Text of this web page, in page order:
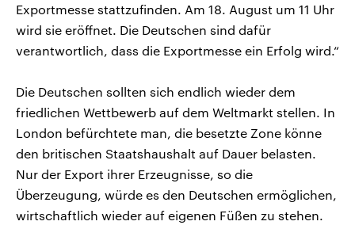
Exportmesse stattzufinden. Am 18. August um 11 Uhr
wird sie eröffnet. Die Deutschen sind dafür
verantwortlich, dass die Exportmesse ein Erfolg wird.“
Die Deutschen sollten sich endlich wieder dem
friedlichen Wettbewerb auf dem Weltmarkt stellen. In
London befürchtete man, die besetzte Zone könne
den britischen Staatshaushalt auf Dauer belasten.
Nur der Export ihrer Erzeugnisse, so die
Überzeugung, würde es den Deutschen ermöglichen,
wirtschaftlich wieder auf eigenen Füßen zu stehen.